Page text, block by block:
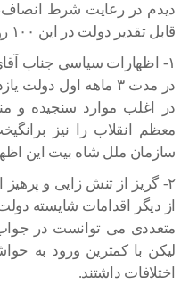
دیدم در رعایت شرط
قابل تقدیر دولت در این ۱۰۰ روزه اشاره کنم:
۱- اظهارات سیاسی جناب
در مدت ۳ ماهه اول
در اغلب موارد سنجیده و
معظم انقلاب را نیز
سازمان ملل شاه بیت این
۲- گریز از تنش زایی و
از دیگر اقدامات شایسته
متعددی می توانست در جواب
لیکن با کمترین ورود به
اختلافات داشتند.